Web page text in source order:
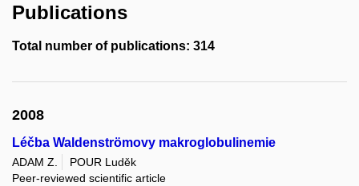
Publications
Total number of publications: 314
2008
Léčba Waldenströmovy makroglobulinemie
ADAM Z.
POUR Luděk
Peer-reviewed scientific article